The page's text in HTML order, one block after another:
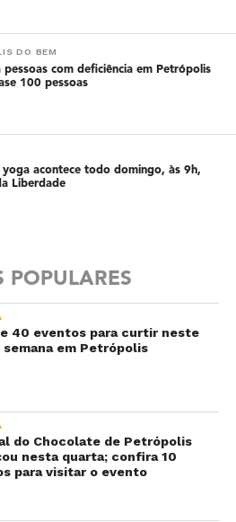
DO BEM
pessoas com deficiência em Petrópolis
100 pessoas
yoga acontece todo domingo, às 9h,
Liberdade
POPULARES
40 eventos para curtir neste
em Petrópolis
do Chocolate de Petrópolis
nesta quarta; confira 10
para visitar o evento